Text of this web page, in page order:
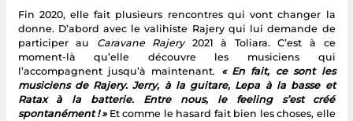
Fin 2020, elle fait plusieurs rencontres qui vont changer la
donne. D’abord avec le valihiste Rajery qui lui demande de
participer au Caravane Rajery2021 à Toliara. C’est à ce
moment-là qu’elle découvre les musiciens qui
l’accompagnent jusqu’à maintenant. « En fait, ce sont les
musiciens de Rajery. Jerry, à la guitare, Lepa à la basse et
Ratax à la batterie. Entre nous, le feeling s’est créé
spontanément ! »Et comme le hasard fait bien les choses, elle